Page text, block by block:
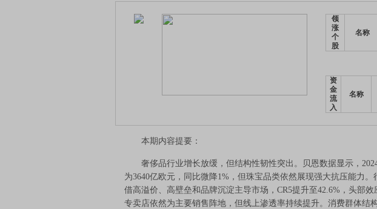
领
涨
个
股
名称
资
金
流
入
名称
本期内容提要：
奢侈品行业增长放缓，但结构性韧性突出。贝恩数据显示，
为3640亿欧元，同比微降1%，但珠宝品类依然展现强大抗压能力
借高溢价、高壁垒和品牌沉淀主导市场，CR5提升至42.6%，头部效
专卖店依然为主要销售阵地，但线上渗透率持续提升。消费群体结